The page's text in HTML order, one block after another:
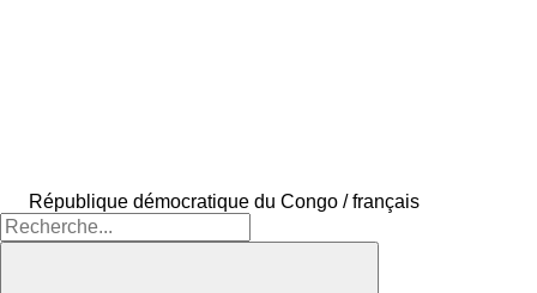
République démocratique du Congo / français